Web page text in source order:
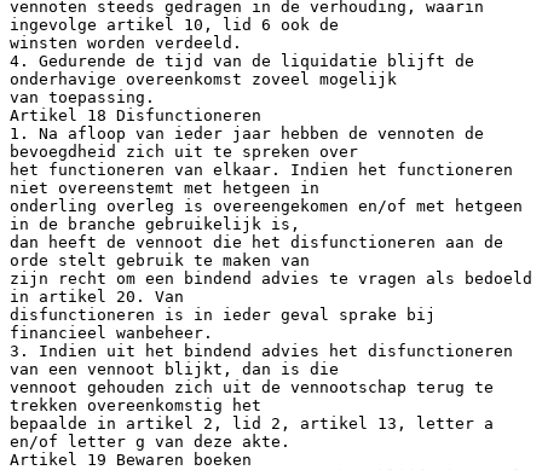
vennoten steeds gedragen in de verhouding, waarin
ingevolge artikel 10, lid 6 ook de
winsten worden verdeeld.
4. Gedurende de tijd van de liquidatie blijft de
onderhavige overeenkomst zoveel mogelijk
van toepassing.
Artikel 18 Disfunctioneren
1. Na afloop van ieder jaar hebben de vennoten de
bevoegdheid zich uit te spreken over
het functioneren van elkaar. Indien het functioneren
niet overeenstemt met hetgeen in
onderling overleg is overeengekomen en/of met hetgeen
in de branche gebruikelijk is,
dan heeft de vennoot die het disfunctioneren aan de
orde stelt gebruik te maken van
zijn recht om een bindend advies te vragen als bedoeld
in artikel 20. Van
disfunctioneren is in ieder geval sprake bij
financieel wanbeheer.
3. Indien uit het bindend advies het disfunctioneren
van een vennoot blijkt, dan is die
vennoot gehouden zich uit de vennootschap terug te
trekken overeenkomstig het
bepaalde in artikel 2, lid 2, artikel 13, letter a
en/of letter g van deze akte.
Artikel 19 Bewaren boeken